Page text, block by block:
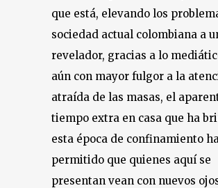
que está, elevando los
sociedad actual colombiana a
revelador, gracias a lo
aún con mayor fulgor a la
atraída de las masas, el
tiempo extra en casa que ha
esta época de confinamiento
permitido que quienes aquí se
presentan vean con nuevos